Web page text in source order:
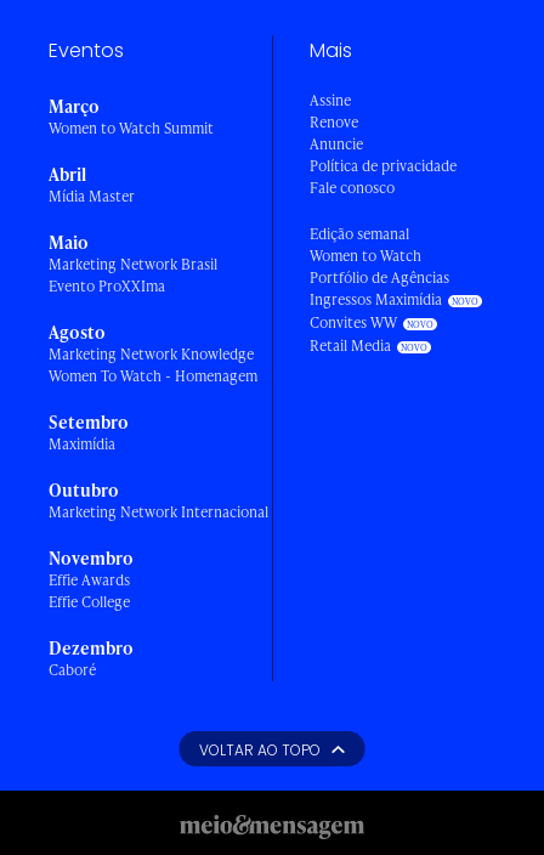
Eventos
Março
Women to Watch Summit
Abril
Mídia Master
Maio
Marketing Network Brasil
Evento ProXXIma
Agosto
Marketing Network Knowledge
Women To Watch - Homenagem
Setembro
Maximídia
Outubro
Marketing Network Internacional
Novembro
Effie Awards
Effie College
Dezembro
Caboré
Mais
Assine
Renove
Anuncie
Política de privacidade
Fale conosco
Edição semanal
Women to Watch
Portfólio de Agências
Ingressos Maximídia
Convites WW
Retail Media
VOLTAR AO TOPO